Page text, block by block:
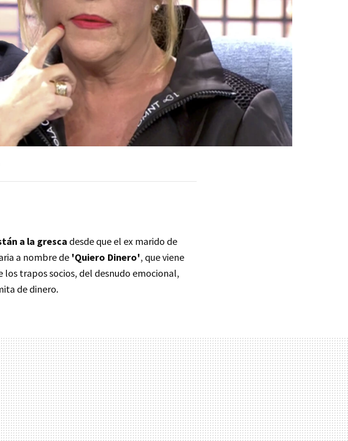
a la gresca desde que el ex marido de
a nombre de 'Quiero Dinero', que viene
los trapos socios, del desnudo emocional,
de dinero.